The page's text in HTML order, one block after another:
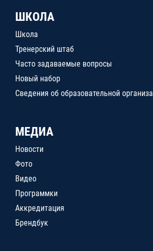
ШКОЛА
Школа
Тренерский штаб
Часто задаваемые вопросы
Новый набор
Сведения об образовательной
МЕДИА
Новости
Фото
Видео
Программки
Аккредитация
Брендбук